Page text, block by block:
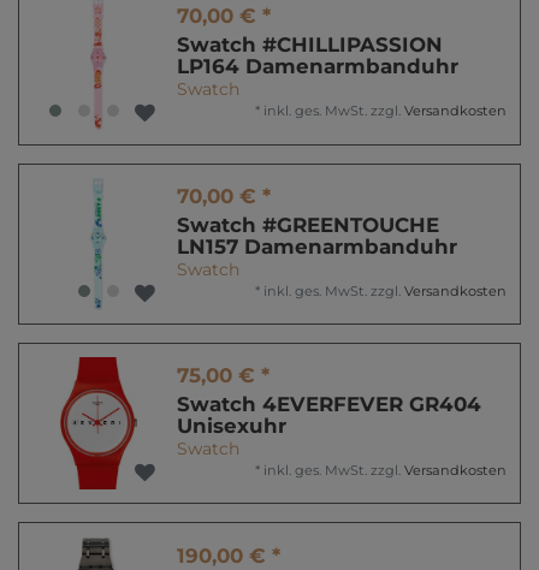
70,00 € *
Swatch #CHILLIPASSION
LP164 Damenarmbanduhr
Swatch
* inkl. ges. MwSt. zzgl. Versandkosten
70,00 € *
Swatch #GREENTOUCHE
LN157 Damenarmbanduhr
Swatch
* inkl. ges. MwSt. zzgl. Versandkosten
75,00 € *
Swatch 4EVERFEVER GR404
Unisexuhr
Swatch
* inkl. ges. MwSt. zzgl. Versandkosten
190,00 € *